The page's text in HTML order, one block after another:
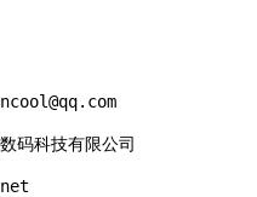
科技有限公司